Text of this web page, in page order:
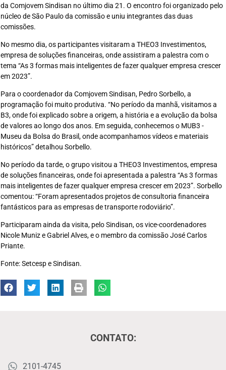
da Comjovem Sindisan no último dia 21. O encontro foi organizado pelo
núcleo de São Paulo da comissão e uniu integrantes das duas
comissões.
No mesmo dia, os participantes visitaram a THEO3 Investimentos,
empresa de soluções financeiras, onde assistiram a palestra com o
tema “As 3 formas mais inteligentes de fazer qualquer empresa crescer
em 2023”.
Para o coordenador da Comjovem Sindisan, Pedro Sorbello, a
programação foi muito produtiva. “No período da manhã, visitamos a
B3, onde foi explicado sobre a origem, a história e a evolução da bolsa
de valores ao longo dos anos. Em seguida, conhecemos o MUB3 -
Museu da Bolsa do Brasil, onde acompanhamos vídeos e materiais
históricos” detalhou Sorbello.
No período da tarde, o grupo visitou a THEO3 Investimentos, empresa
de soluções financeiras, onde foi apresentada a palestra “As 3 formas
mais inteligentes de fazer qualquer empresa crescer em 2023”. Sorbello
comentou: “Foram apresentados projetos de consultoria financeira
fantásticos para as empresas de transporte rodoviário”.
Participaram ainda da visita, pelo Sindisan, os vice-coordenadores
Nicole Muniz e Gabriel Alves, e o membro da comissão José Carlos
Priante.
Fonte: Setcesp e Sindisan.
CONTATO:
2101-4745